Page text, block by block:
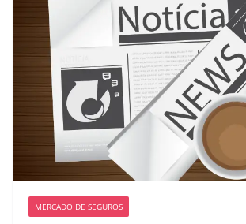
MERCADO DE SEGUROS